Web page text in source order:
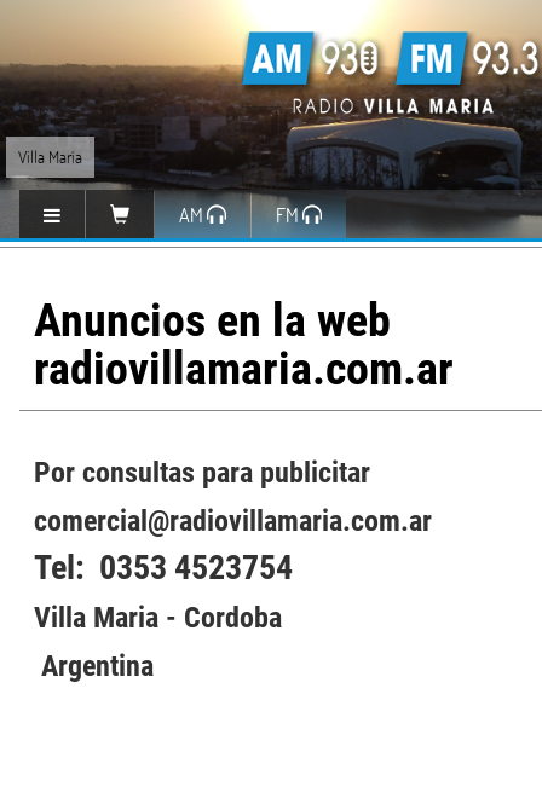
Villa María
AM FM
Anuncios en la web
radiovillamaria.com.ar
Por consultas para publicitar
comercial@radiovillamaria.com.ar
Tel: 0353 4523754
Villa Maria - Cordoba
Argentina